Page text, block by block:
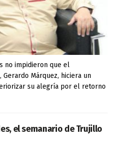
no impidieron que el
Márquez, hiciera un
su alegría por el retorno
el semanario de Trujillo